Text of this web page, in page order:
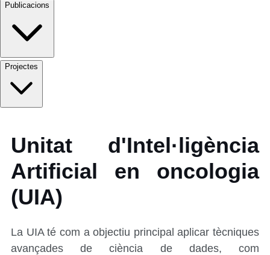
Publicacions
Projectes
Unitat d'Intel·ligència
Artificial en oncologia
(UIA)
La UIA té com a objectiu principal aplicar tècniques
avançades de ciència de dades, com